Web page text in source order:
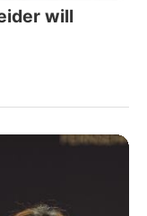
will